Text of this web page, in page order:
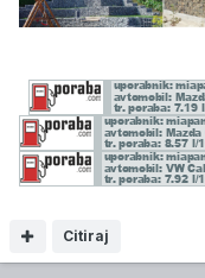
Citiraj